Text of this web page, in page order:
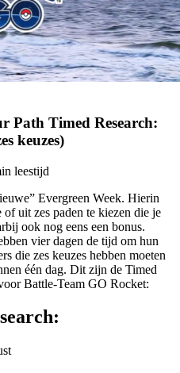
Path Timed Research:
keuzes)
leestijd
Evergreen Week. Hierin
uit zes paden te kiezen die je
ook nog eens een bonus.
vier dagen de tijd om hun
die zes keuzes hebben moeten
één dag. Dit zijn de Timed
Battle-Team GO Rocket: